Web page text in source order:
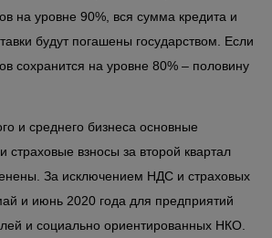
на уровне 90%, вся сумма кредита и
будут погашены государством. Если
сохранится на уровне 80% – половину
и среднего бизнеса основные
страховые взносы за второй квартал
За исключением НДС и страховых
и июнь 2020 года для предприятий
и социально ориентированных НКО.